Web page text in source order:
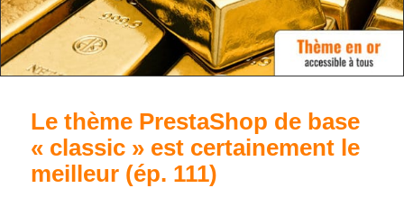
Le thème PrestaShop de base
« classic » est certainement le
meilleur (ép. 111)